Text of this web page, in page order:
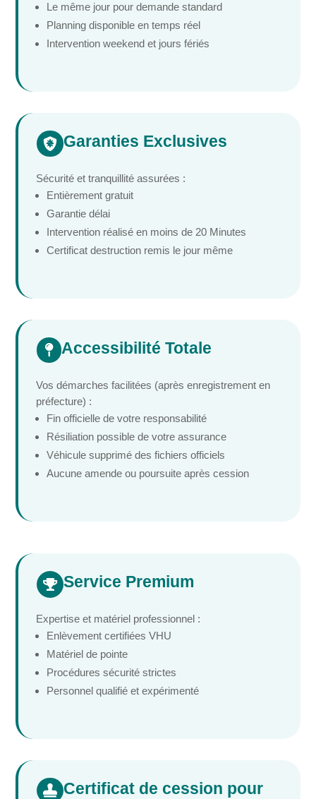
Le même jour pour demande standard
Planning disponible en temps réel
Intervention weekend et jours fériés
 Garanties Exclusives
Sécurité et tranquillité assurées :
Entièrement gratuit
Garantie délai
Intervention réalisé en moins de 20 Minutes
Certificat destruction remis le jour même
 Accessibilité Totale
Vos démarches facilitées (après enregistrement en
préfecture) :
Fin officielle de votre responsabilité
Résiliation possible de votre assurance
Véhicule supprimé des fichiers officiels
Aucune amende ou poursuite après cession
 Service Premium
Expertise et matériel professionnel :
Enlèvement certifiées VHU
Matériel de pointe
Procédures sécurité strictes
Personnel qualifié et expérimenté
 Certificat de cession pour